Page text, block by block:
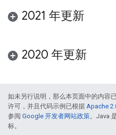
2021 年更新
2020 年更新
如未另行说明，那么本页面中的内容
许可，并且代码示例已根据 Apache
参阅 Google 开发者网站政策。Java
标。